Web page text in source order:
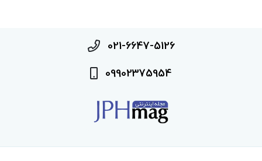
021-6647-5126
09902375954